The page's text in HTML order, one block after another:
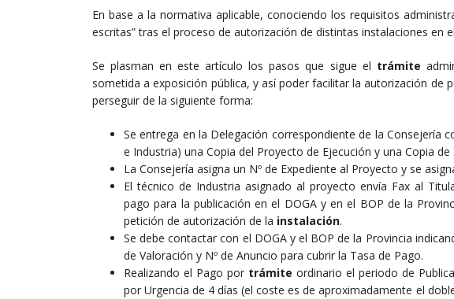
En base a la normativa aplicable, conociendo los requisitos
escritas” tras el proceso de autorización de distintas instalaciones en
Se plasman en este artículo los pasos que sigue el trámite
sometida a exposición pública, y así poder facilitar la autorización de
perseguir de la siguiente forma:
Se entrega en la Delegación correspondiente de la Consejería
e Industria) una Copia del Proyecto de Ejecución y una Copia
La Consejería asigna un Nº de Expediente al Proyecto y se
El técnico de Industria asignado al proyecto envía Fax al
pago para la publicación en el DOGA y en el BOP de la
petición de autorización de la instalación.
Se debe contactar con el DOGA y el BOP de la Provincia
de Valoración y Nº de Anuncio para cubrir la Tasa de Pago.
Realizando el Pago por trámite ordinario el periodo de
por Urgencia de 4 días (el coste es de aproximadamente el